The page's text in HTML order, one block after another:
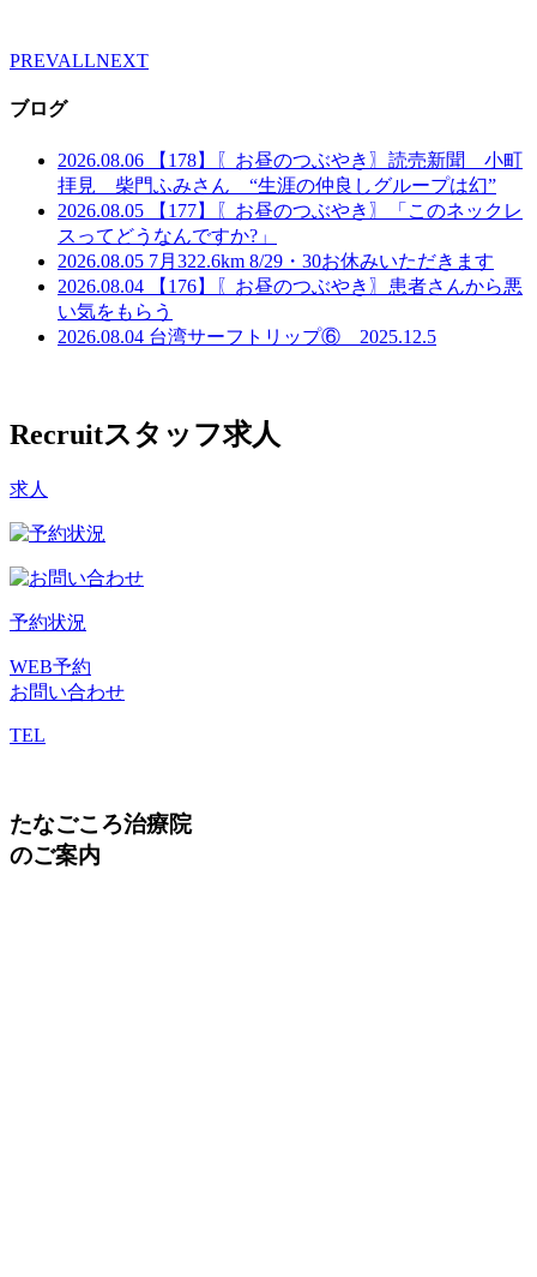
PREVALLNEXT
ブログ
2026.08.06
【178】〖お昼のつぶやき〗読売新聞 小町
拝見 柴門ふみさん “生涯の仲良しグループは幻”
2026.08.05
【177】〖お昼のつぶやき〗「このネックレ
スってどうなんですか?」
2026.08.05 7月322.6km 8/29・30お休みいただきます
2026.08.04
【176】〖お昼のつぶやき〗患者さんから悪
い気をもらう
2026.08.04 台湾サーフトリップ⑥ 2025.12.5
Recruitスタッフ求人
求人
予約状況
WEB予約
お問い合わせ
TEL
たなごころ治療院
のご案内